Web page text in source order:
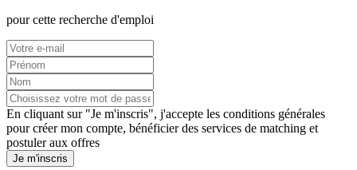
pour cette recherche d'emploi
En cliquant sur "Je m'inscris", j'accepte les conditions générales
pour créer mon compte, bénéficier des services de matching et
postuler aux offres
Je m'inscris